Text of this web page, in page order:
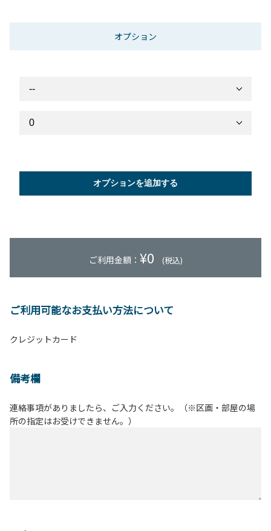
オプション
オプションを追加する
ご利用金額： ¥0 (税込)
ご利用可能なお支払い方法について
クレジットカード
備考欄
連絡事項がありましたら、ご入力ください。（※区画・部屋の場
所の指定はお受けできません。）